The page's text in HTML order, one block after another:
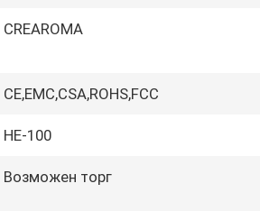
CREAROMA
CE,EMC,CSA,ROHS,FCC
НЕ-100
Возможен торг